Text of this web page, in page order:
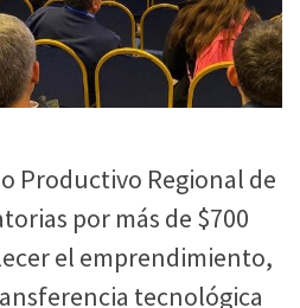
Productivo Regional de
por más de $700
el emprendimiento,
tecnológica